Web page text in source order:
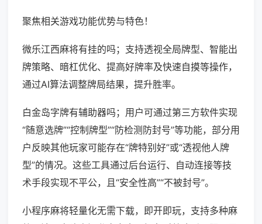
聚焦相关游戏功能优势与特色！
微乐江西麻将有挂的吗；支持透视全局牌型、智能出
牌策略、暗杠优化、提高好牌率及快速自摸等操作，
通过AI算法调整牌局结果，提升胜率。
白金岛字牌有辅助器吗；用户可通过第三方软件实现
“随意选牌”“控制牌型”“防检测防封号”等功能，部分用
户反映其他玩家可能存在“牌特别好”或“透视他人牌
型”的情况。这些工具通过后台运行、自动连接等技
术手段实现不平公，且“安全性高”“不被封号”。
小程序麻将轻量化无需下载，即开即玩，支持多种麻